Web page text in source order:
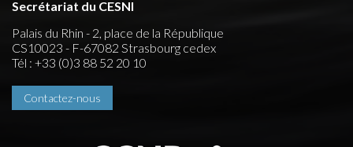
Secrétariat du CESNI
Palais du Rhin - 2, place de la République
CS10023 - F-67082 Strasbourg cedex
Tél : +33 (0)3 88 52 20 10
Contactez-nous